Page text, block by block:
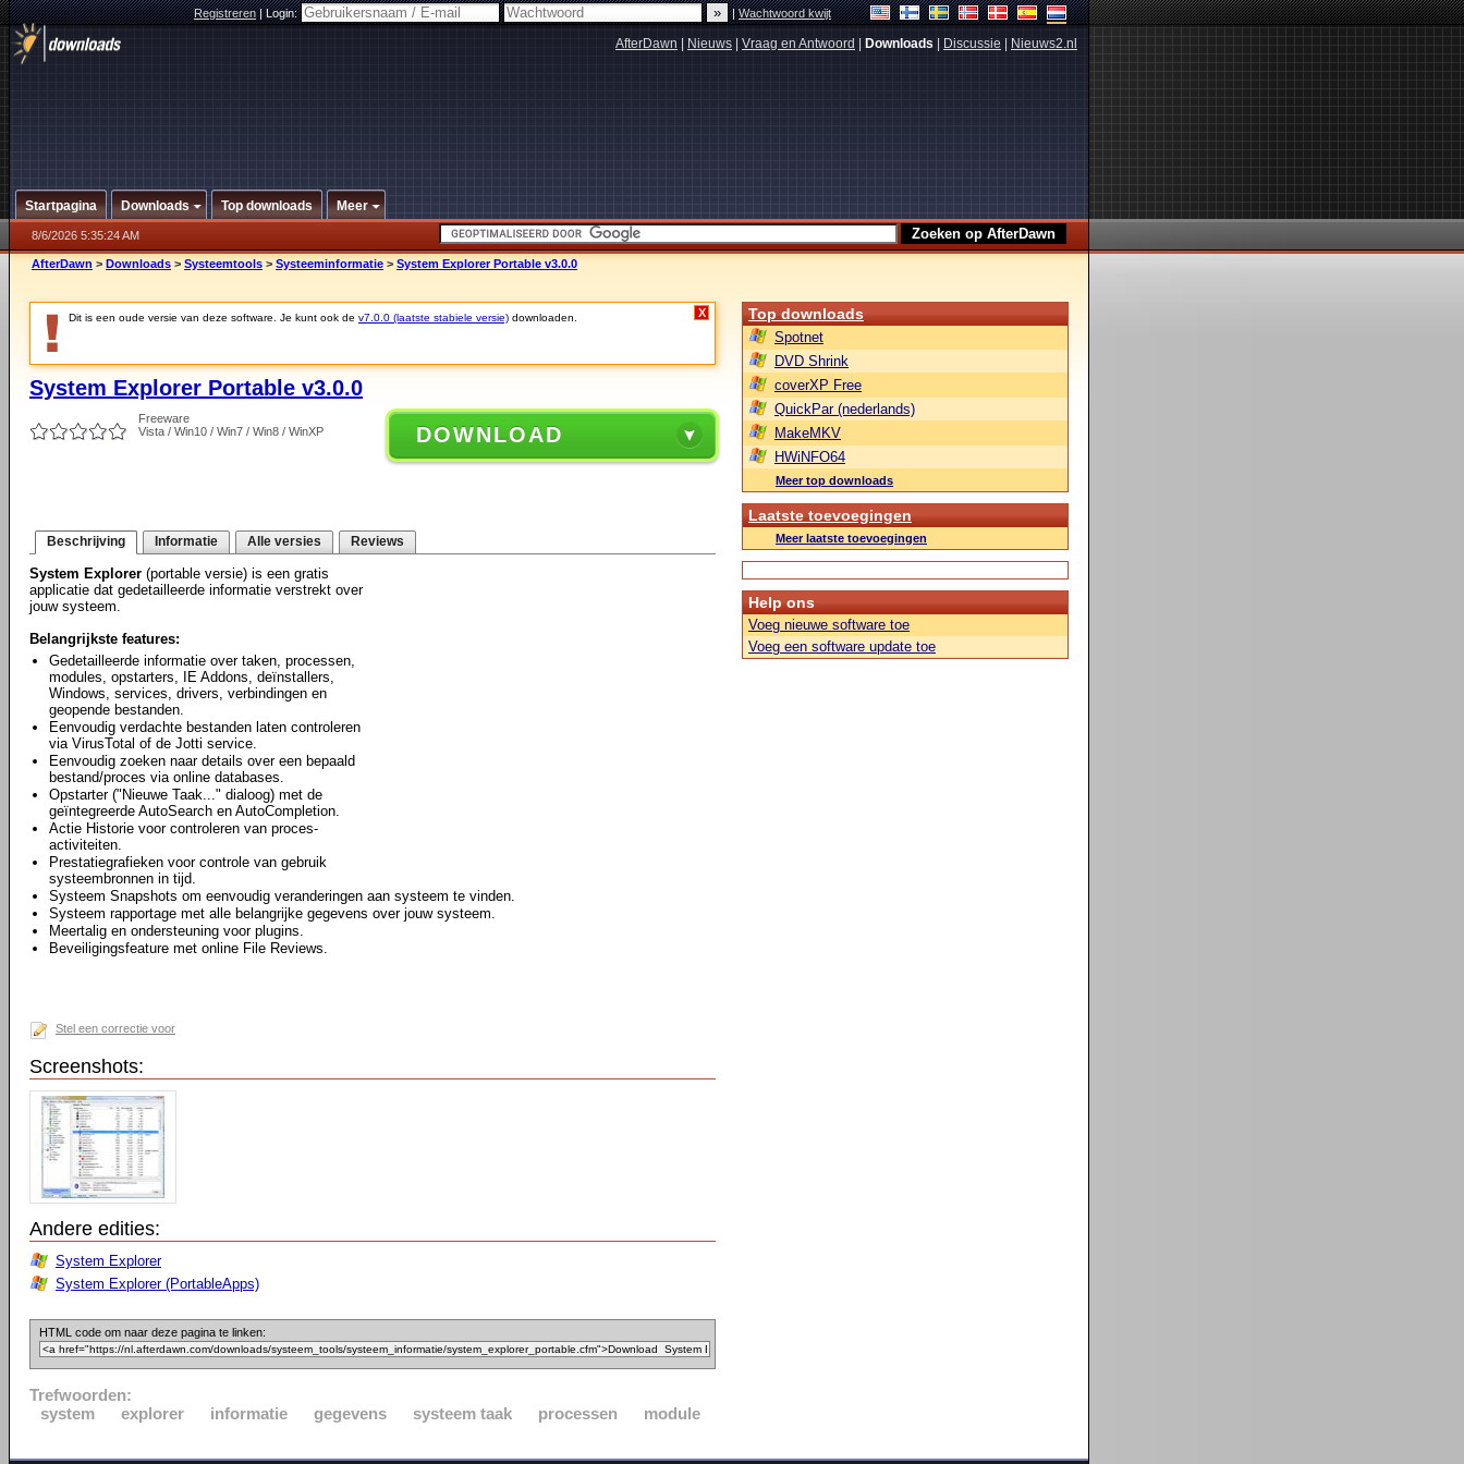
Registreren|Login: |Wachtwoord kwijt
AfterDawn Nieuws Vraag en Antwoord Downloads Discussie Nieuws2.nl
Startpagina Downloads Top downloads Meer
8/6/2026 5:35:24 AM
AfterDawn > Downloads > Systeemtools > Systeeminformatie > System Explorer Portable v3.0.0
Dit is een oude versie van deze software. Je kunt ook de v7.0.0 (laatste stabiele versie) downloaden. X
System Explorer Portable v3.0.0
Freeware
Vista / Win10 / Win7 / Win8 / WinXP
DOWNLOAD
Beschrijving Informatie Alle versies Reviews
System Explorer (portable versie) is een gratis
applicatie dat gedetailleerde informatie verstrekt over
jouw systeem.
Belangrijkste features:
Gedetailleerde informatie over taken, processen,
modules, opstarters, IE Addons, deïnstallers,
Windows, services, drivers, verbindingen en
geopende bestanden.
Eenvoudig verdachte bestanden laten controleren
via VirusTotal of de Jotti service.
Eenvoudig zoeken naar details over een bepaald
bestand/proces via online databases.
Opstarter ("Nieuwe Taak..." dialoog) met de
geïntegreerde AutoSearch en AutoCompletion.
Actie Historie voor controleren van proces-
activiteiten.
Prestatiegrafieken voor controle van gebruik
systeembronnen in tijd.
Systeem Snapshots om eenvoudig veranderingen aan systeem te vinden.
Systeem rapportage met alle belangrijke gegevens over jouw systeem.
Meertalig en ondersteuning voor plugins.
Beveiligingsfeature met online File Reviews.
Stel een correctie voor
Screenshots:
Andere edities:
System Explorer
System Explorer (PortableApps)
HTML code om naar deze pagina te linken:
Trefwoorden:
system
explorer informatie gegevens systeem taak processen module
Top downloads
Spotnet
DVD Shrink
coverXP Free
QuickPar (nederlands)
MakeMKV
HWiNFO64
Meer top downloads
Laatste toevoegingen
Meer laatste toevoegingen
Help ons
Voeg nieuwe software toe
Voeg een software update toe